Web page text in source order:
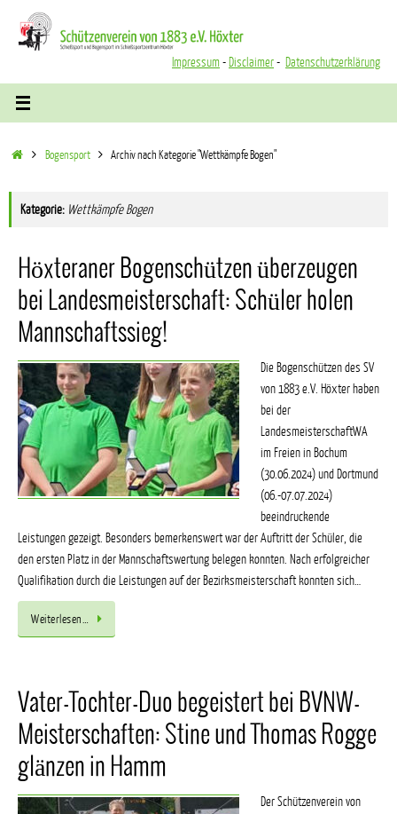
Inhalt
springen
Impressum - Disclaimer- Datenschutzerklärung
Start Bogensport Archiv nach Kategorie "Wettkämpfe Bogen"
Kategorie: Wettkämpfe Bogen
Höxteraner Bogenschützen überzeugen
bei Landesmeisterschaft: Schüler holen
Mannschaftssieg!
Die Bogenschützen des SV
von 1883 e.V. Höxter haben
bei der
LandesmeisterschaftWA
im Freien in Bochum
(30.06.2024) und Dortmund
(06.-07.07.2024)
beeindruckende
Leistungen gezeigt. Besonders bemerkenswert war der Auftritt der Schüler, die
den ersten Platz in der Mannschaftswertung belegen konnten. Nach erfolgreicher
Qualifikation durch die Leistungen auf der Bezirksmeisterschaft konnten sich…
Weiterlesen…
Vater-Tochter-Duo begeistert bei BVNW-
Meisterschaften: Stine und Thomas Rogge
glänzen in Hamm
Der Schützenverein von